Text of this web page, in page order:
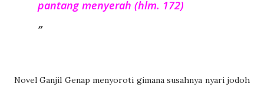
pantang menyerah (hlm. 172)
Novel Ganjil Genap menyoroti gimana susahnya nyari jodoh